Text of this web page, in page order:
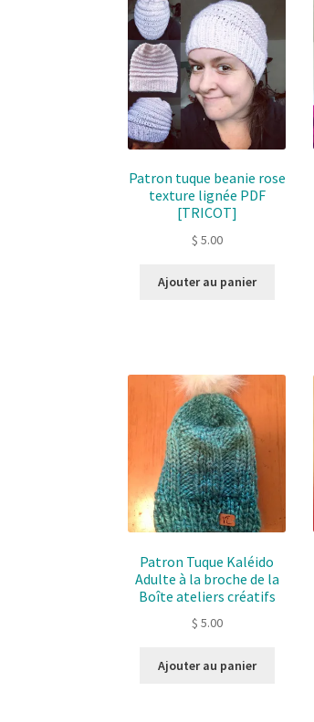
Patron tuque beanie rose
texture lignée PDF
[TRICOT]
$ 5.00
Ajouter au panier
Patron Tuque Kaléido
Adulte à la broche de la
Boîte ateliers créatifs
$ 5.00
Ajouter au panier